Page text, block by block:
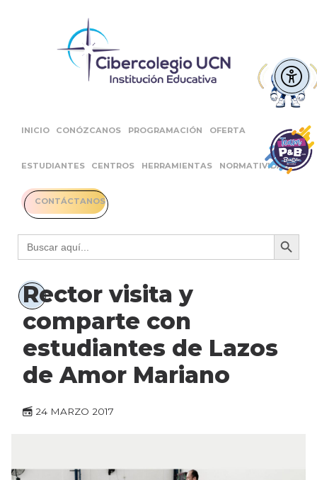
INICIO CONÓZCANOS PROGRAMACIÓN OFERTA
ESTUDIANTES CENTROS HERRAMIENTAS NORMATIVIDAD
CONTÁCTANOS
Buscar: Botón
Rector visita y
comparte con
estudiantes de Lazos
de Amor Mariano
24 MARZO 2017